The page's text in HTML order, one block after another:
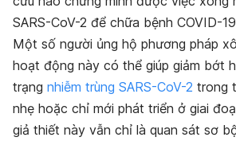
SARS-CoV-2 để chữa bệnh COVID-
Một số người ủng hộ phương pháp
hoạt động này có thể giúp giảm bớt
trạng nhiễm trùng SARS-CoV-2 trong
nhẹ hoặc chỉ mới phát triển ở giai
giả thiết này vẫn chỉ là quan sát sơ